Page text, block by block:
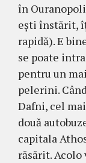
în
eşti înstărit,
rapidă). E
se poate
pentru un
pelerini.
Dafni, cel
două
capitala
răsărit.